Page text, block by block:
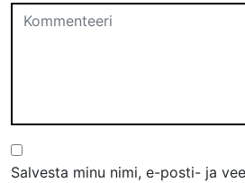
Salvesta minu nimi, e-posti- ja